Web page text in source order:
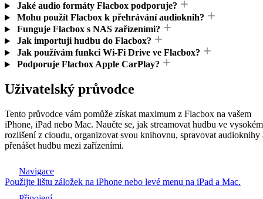
Jaké audio formáty Flacbox podporuje?
Mohu použít Flacbox k přehrávání audioknih?
Funguje Flacbox s NAS zařízeními?
Jak importuji hudbu do Flacbox?
Jak používám funkci Wi-Fi Drive ve Flacbox?
Podporuje Flacbox Apple CarPlay?
Uživatelský průvodce
Tento průvodce vám pomůže získat maximum z Flacbox na vašem
iPhone, iPad nebo Mac. Naučte se, jak streamovat hudbu ve vysokém
rozlišení z cloudu, organizovat svou knihovnu, spravovat audioknihy
přenášet hudbu mezi zařízeními.
Navigace
Použijte lištu záložek na iPhone nebo levé menu na iPad a Mac.